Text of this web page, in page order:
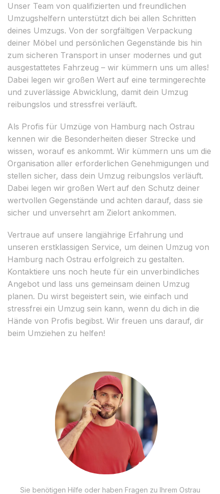
Unser Team von qualifizierten und freundlichen
Umzugshelfern unterstützt dich bei allen Schritten
deines Umzugs. Von der sorgfältigen Verpackung
deiner Möbel und persönlichen Gegenstände bis hin
zum sicheren Transport in unser modernes und gut
ausgestattetes Fahrzeug – wir kümmern uns um alles!
Dabei legen wir großen Wert auf eine termingerechte
und zuverlässige Abwicklung, damit dein Umzug
reibungslos und stressfrei verläuft.
Als Profis für Umzüge von Hamburg nach Ostrau
kennen wir die Besonderheiten dieser Strecke und
wissen, worauf es ankommt. Wir kümmern uns um die
Organisation aller erforderlichen Genehmigungen und
stellen sicher, dass dein Umzug reibungslos verläuft.
Dabei legen wir großen Wert auf den Schutz deiner
wertvollen Gegenstände und achten darauf, dass sie
sicher und unversehrt am Zielort ankommen.
Vertraue auf unsere langjährige Erfahrung und
unseren erstklassigen Service, um deinen Umzug von
Hamburg nach Ostrau erfolgreich zu gestalten.
Kontaktiere uns noch heute für ein unverbindliches
Angebot und lass uns gemeinsam deinen Umzug
planen. Du wirst begeistert sein, wie einfach und
stressfrei ein Umzug sein kann, wenn du dich in die
Hände von Profis begibst. Wir freuen uns darauf, dir
beim Umziehen zu helfen!
Sie benötigen Hilfe oder haben Fragen zu Ihrem Ostrau